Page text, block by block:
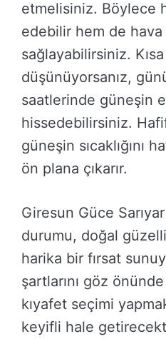
etmelisiniz. Böylece
edebilir hem de hava
sağlayabilirsiniz.
düşünüyorsanız,
saatlerinde güneşin
hissedebilirsiniz.
güneşin sıcaklığını
ön plana çıkarır.
Giresun Güce
durumu, doğal
harika bir fırsat
şartlarını göz
kıyafet seçimi
keyifli hale